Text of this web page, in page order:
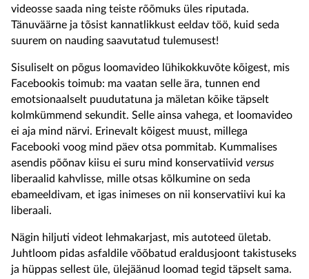
videosse saada ning teiste rõõmuks üles riputada.
Tänuväärne ja tõsist kannatlikkust eeldav töö, kuid seda
suurem on nauding saavutatud tulemusest!
Sisuliselt on põgus loomavideo lühikokkuvõte kõigest, mis
Facebookis toimub: ma vaatan selle ära, tunnen end
emotsionaalselt puudutatuna ja mäletan kõike täpselt
kolmkümmend sekundit. Selle ainsa vahega, et loomavideo
ei aja mind närvi. Erinevalt kõigest muust, millega
Facebooki voog mind päev otsa pommitab. Kummalises
asendis põõnav kiisu ei suru mind konservatiivid versus
liberaalid kahvlisse, mille otsas kõlkumine on seda
ebameeldivam, et igas inimeses on nii konservatiivi kui ka
liberaali.
Nägin hiljuti videot lehmakarjast, mis autoteed ületab.
Juhtloom pidas asfaldile võõbatud eraldusjoont takistuseks
ja hüppas sellest üle, ülejäänud loomad tegid täpselt sama.